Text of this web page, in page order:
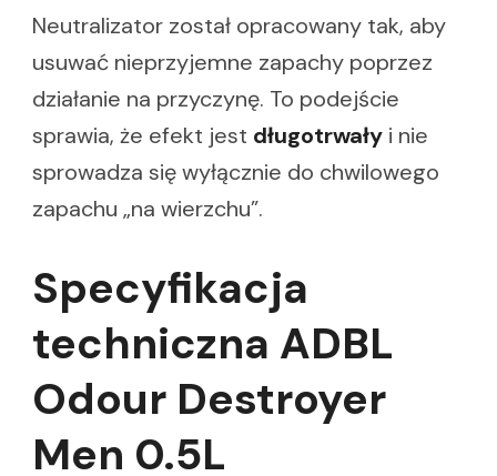
Neutralizator został opracowany tak, aby
usuwać nieprzyjemne zapachy poprzez
działanie na przyczynę. To podejście
sprawia, że efekt jest długotrwały i nie
sprowadza się wyłącznie do chwilowego
zapachu „na wierzchu”.
Specyfikacja
techniczna ADBL
Odour Destroyer
Men 0.5L